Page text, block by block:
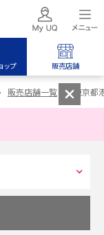
ップ 販売店舗
販売店舗一覧 東京都